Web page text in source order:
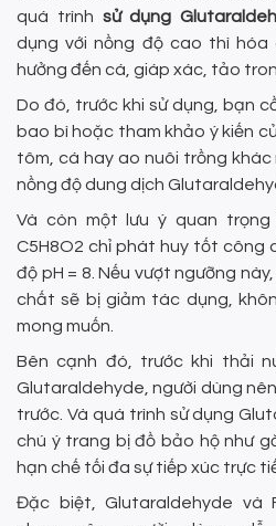
quá trình sử dụng
dụng với nồng độ cao thì
hưởng đến cá, giáp xác, tảo
Do đó, trước khi sử dụng, bạn
bao bì hoặc tham khảo ý kiến
tôm, cá hay ao nuôi trồng khác
nồng độ dung dịch
Và còn một lưu ý quan trọng
C5H8O2 chỉ phát huy tốt công
độ pH = 8. Nếu vượt ngưỡng
chất sẽ bị giảm tác dụng,
mong muốn.
Bên cạnh đó, trước khi thải
Glutaraldehyde, người dùng
trước. Và quá trình sử dụng
chú ý trang bị đồ bảo hộ như
hạn chế tối đa sự tiếp xúc trực
Đặc biệt, Glutaraldehyde và